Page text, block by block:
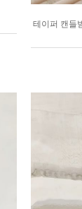
테이퍼 캔들